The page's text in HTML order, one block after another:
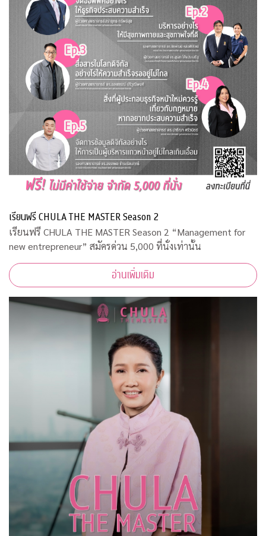
เรียนฟรี CHULA THE MASTER Season 2
เรียนฟรี CHULA THE MASTER Season 2 “Management for
new entrepreneur” สมัครด่วน 5,000 ที่นั่งเท่านั้น
อ่านเพิ่มเติม